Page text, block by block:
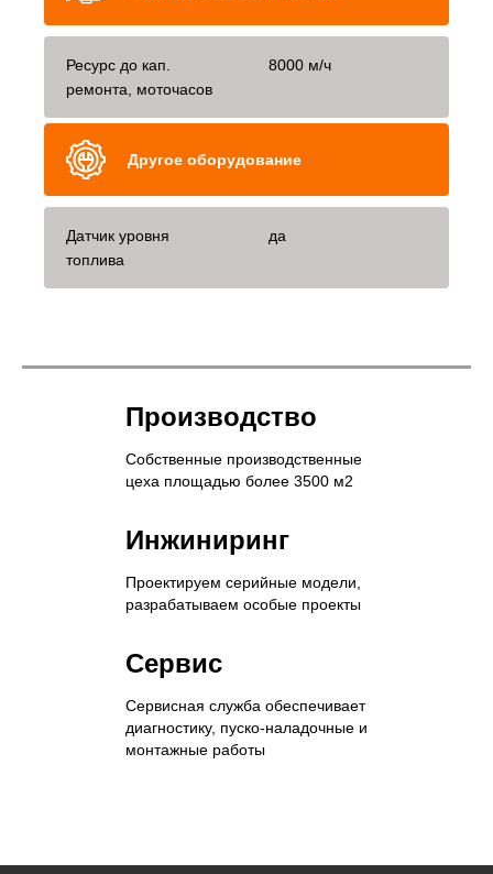
Ресурс до кап.
ремонта, моточасов
8000 м/ч
Другое оборудование
Датчик уровня
топлива
да
Производство
Собственные производственные
цеха площадью более 3500 м2
Инжиниринг
Проектируем серийные модели,
разрабатываем особые проекты
Сервис
Сервисная служба обеспечивает
диагностику, пуско-наладочные и
монтажные работы